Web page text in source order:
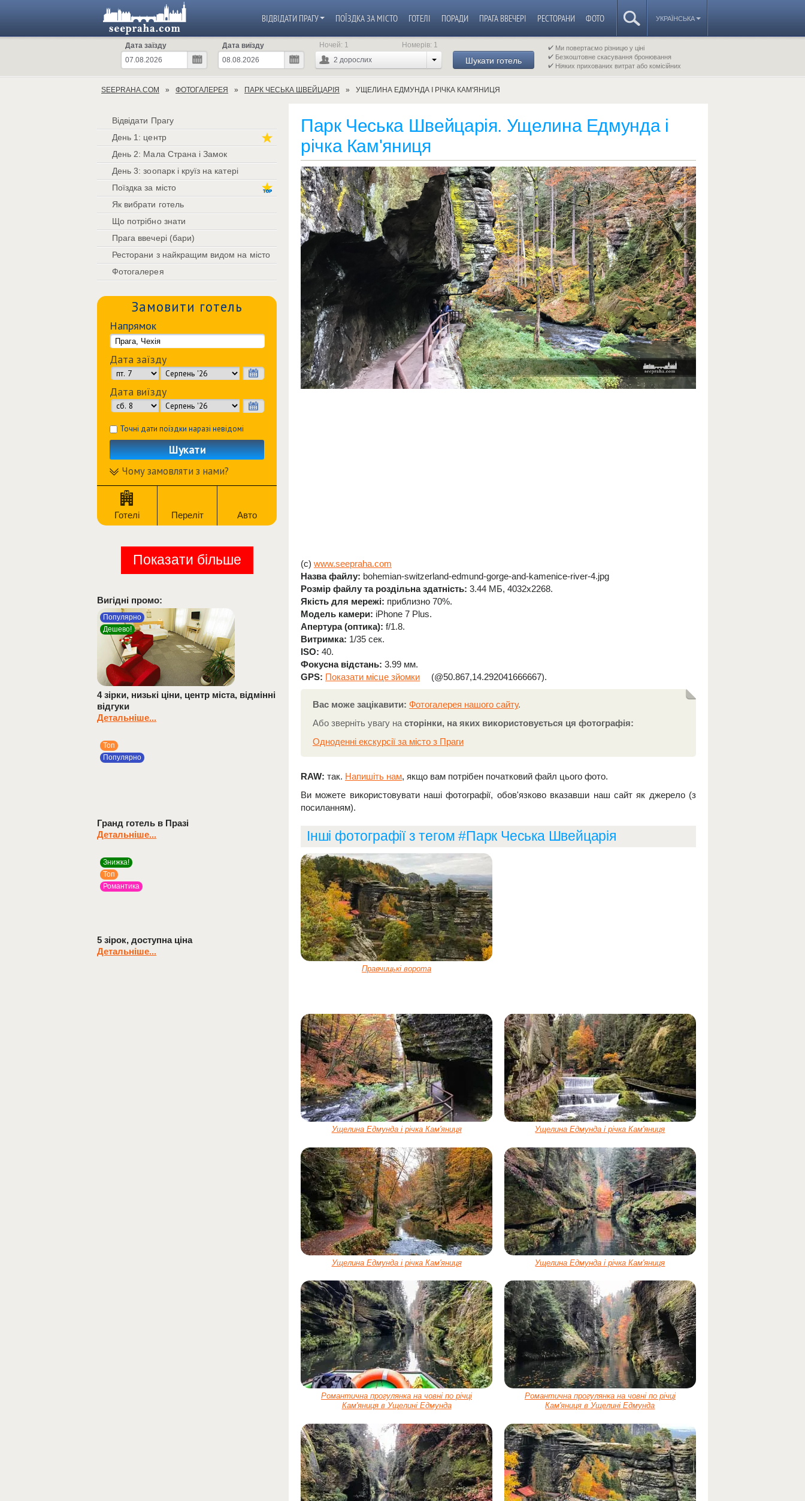
УКРАЇНСЬКА
ВІДВІДАТИ ПРАГУ ПОЇЗДКА ЗА МІСТО ГОТЕЛІ ПОРАДИ ПРАГА ВВЕЧЕРІ РЕСТОРАНИ ФОТО
Дата заїзду
Дата виїзду
2 дорослих
Ночей: 1 Номерів: 1
Шукати готель
Ми повертаємо різницю у ціні
Безкоштовне скасування бронювання
Ніяких прихованих витрат або комісійних
SEEPRAHA.COM ФОТОГАЛЕРЕЯ ПАРК ЧЕСЬКА ШВЕЙЦАРІЯ УЩЕЛИНА ЕДМУНДА І РІЧКА КАМ'ЯНИЦЯ
Парк Чеська Швейцарія. Ущелина Едмунда і
річка Кам'яниця
(c) www.seepraha.com
Назва файлу: bohemian-switzerland-edmund-gorge-and-kamenice-river-4.jpg
Розмір файлу та роздільна здатність: 3.44 МБ, 4032x2268.
Якість для мережі: приблизно 70%.
Модель камери: iPhone 7 Plus.
Апертура (оптика): f/1.8.
Витримка: 1/35 сек.
ISO: 40.
Фокусна відстань: 3.99 мм.
GPS: Показати місце зйомки (@50.867,14.292041666667).
Вас може зацікавити: Фотогалерея нашого сайту.
Або зверніть увагу на сторінки, на яких використовується ця фотографія:
Одноденні екскурсії за місто з Праги
RAW: так. Напишіть нам, якщо вам потрібен початковий файл цього фото.
Ви можете використовувати наші фотографії, обов'язково вказавши наш сайт як джерело (з
посиланням).
Інші фотографії з тегом #Парк Чеська Швейцарія
Правчицькі ворота
Ущелина Едмунда і річка Кам'яниця Ущелина Едмунда і річка Кам'яниця
Ущелина Едмунда і річка Кам'яниця Ущелина Едмунда і річка Кам'яниця
Романтична прогулянка на човні по річці
Кам'яниця в Ущелині Едмунда
Романтична прогулянка на човні по річці
Кам'яниця в Ущелині Едмунда
Відвідати Прагу
День 1: центр
День 2: Мала Страна і Замок
День 3: зоопарк і круїз на катері
Поїздка за місто
Як вибрати готель
Що потрібно знати
Прага ввечері (бари)
Ресторани з найкращим видом на місто
Фотогалерея
Замовити готель
Напрямок
Дата заїзду
Дата виїзду
Точні дати поїздки наразі невідомі
Шукати
Чому замовляти з нами?
Готелі Переліт Авто
Показати більше
Вигідні промо:
Популярно
Дешево!
4 зірки, низькі ціни, центр міста, відмінні
відгуки
Детальніше...
Топ
Популярно
Гранд готель в Празі
Детальніше...
Знижка!
Топ
Романтика
5 зірок, доступна ціна
Детальніше...